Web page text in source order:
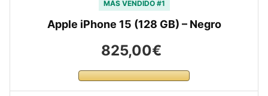
MÁS VENDIDO #1
Apple iPhone 15 (128 GB) – Negro
825,00€